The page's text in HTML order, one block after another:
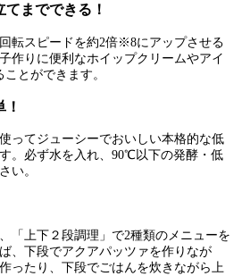
までできる！
転スピードを約2倍※8にアップさせる
作りに便利なホイップクリームやアイ
とができます。
ってジューシーでおいしい本格的な低
。必ず水を入れ、90℃以下の発酵・低
い。
「上下２段調理」で2種類のメニューを
、下段でアクアパッツァを作りなが
ったり、下段でごはんを炊きながら上